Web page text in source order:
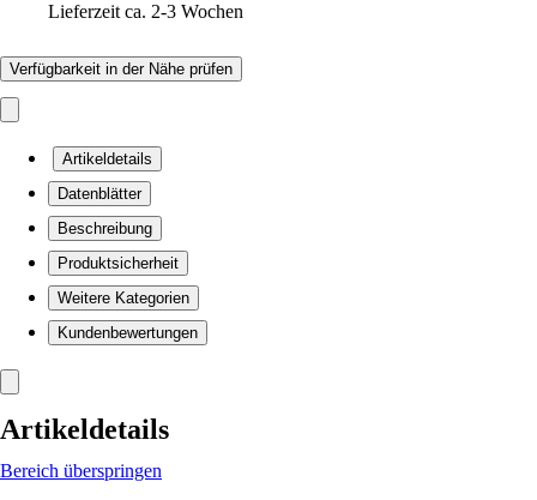
Lieferzeit ca. 2-3 Wochen
Verfügbarkeit in der Nähe prüfen
Artikeldetails
Datenblätter
Beschreibung
Produktsicherheit
Weitere Kategorien
Kundenbewertungen
Artikeldetails
Bereich überspringen